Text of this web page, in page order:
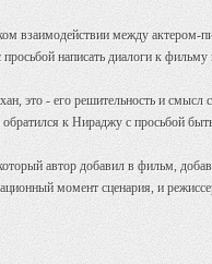
взаимодействии между
написать диалоги к
это - его решительность и
к Нираджу с просьбой
автор добавил в фильм,
момент сценария, и